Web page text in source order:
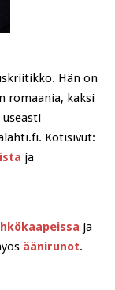
Hän on
romaania, kaksi
Kotisivut:
ja
ja
äänirunot.